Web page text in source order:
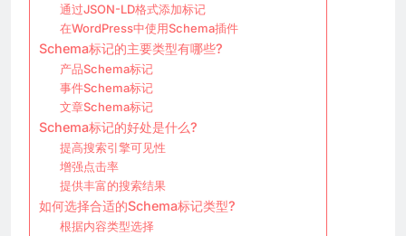
通过JSON-LD格式添加标记
在WordPress中使用Schema插件
Schema标记的主要类型有哪些?
产品Schema标记
事件Schema标记
文章Schema标记
Schema标记的好处是什么?
提高搜索引擎可见性
增强点击率
提供丰富的搜索结果
如何选择合适的Schema标记类型?
根据内容类型选择